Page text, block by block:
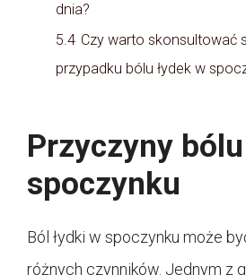
dnia?
5.4 Czy warto skonsultować
przypadku bólu łydek w
Przyczyny
spoczynku
Ból łydki w spoczynku może
różnych czynników. Jednym z